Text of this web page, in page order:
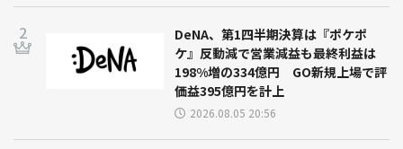
DeNA、第1四半期決算は『ポケポ
ケ』反動減で営業減益も最終利益は
198%増の334億円 GO新規上場で評
価益395億円を計上
2026.08.05 20:56